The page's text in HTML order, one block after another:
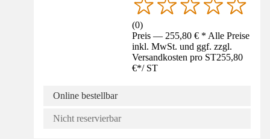
(0)
Preis — 255,80 € * Alle Preise
inkl. MwSt. und ggf. zzgl.
Versandkosten pro ST255,80
€*/ ST
Online bestellbar
Nicht reservierbar